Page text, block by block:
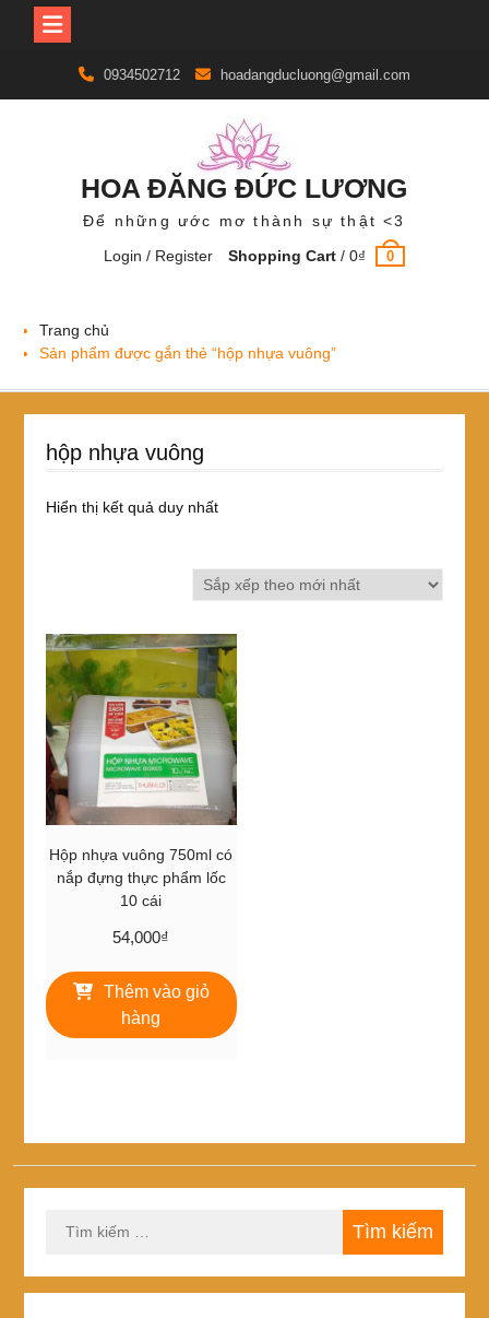
content
0934502712 hoadangducluong@gmail.com
HOA ĐĂNG ĐỨC LƯƠNG
Để những ước mơ thành sự thật <3
Login / Register
Shopping Cart /0₫ 0
Trang chủ
Sản phẩm được gắn thẻ “hộp nhựa vuông”
hộp nhựa vuông
Hiển thị kết quả duy nhất
Hộp nhựa vuông 750ml có
nắp đựng thực phẩm lốc
10 cái
54,000₫
Thêm vào giỏ
hàng
kiếm